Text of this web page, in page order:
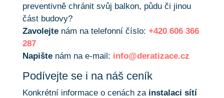
preventivně chránit svůj balkon, půdu či jinou
část budovy?
Zavolejtenám na telefonní číslo: +420 606 366
287
Napištenám na e-mail: info@deratizace.cz
Podívejte se i na náš ceník
Konkrétní informace o cenách za instalaci sítí